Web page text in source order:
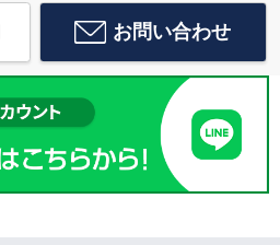
お問い合わせ